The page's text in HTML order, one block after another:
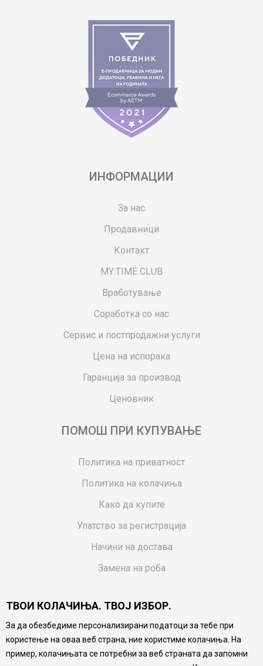
ИНФОРМАЦИИ
За нас
Продавници
Контакт
MY:TIME CLUB
Вработување
Соработка со нас
Сервис и постпродажни услуги
Цена на испорака
Гаранција за производ
Ценовник
ПОМОШ ПРИ КУПУВАЊЕ
Политика на приватност
Политика на колачиња
Како да купите
Упатство за регистрација
Начини на достава
Замена на роба
Ваучери
Product Finder
FAQs
ТВОИ КОЛАЧИЊА. ТВОЈ ИЗБОР.
За да обезбедиме персонализирани податоци за тебе при
користење на оваа веб страна, ние користиме колачиња. На
пример, колачињата се потребни за веб страната да запомни